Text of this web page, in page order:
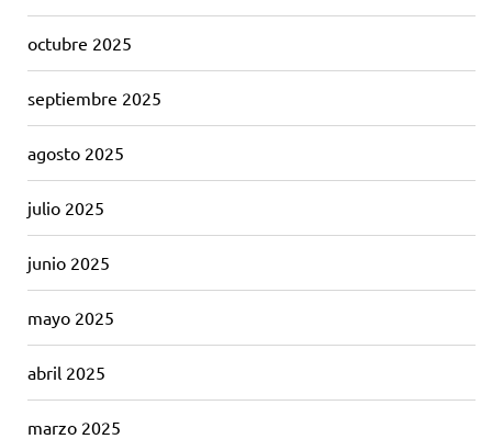
octubre 2025
septiembre 2025
agosto 2025
julio 2025
junio 2025
mayo 2025
abril 2025
marzo 2025